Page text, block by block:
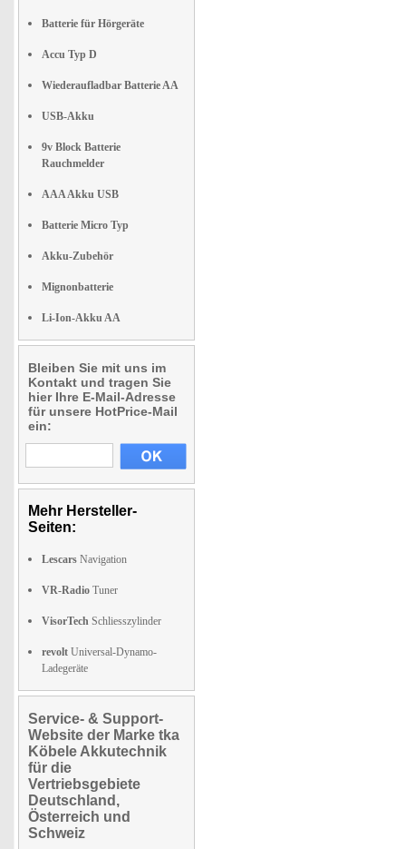
Batterie für Hörgeräte
Accu Typ D
Wiederaufladbar Batterie AA
USB-Akku
9v Block Batterie
Rauchmelder
AAA Akku USB
Batterie Micro Typ
Akku-Zubehör
Mignonbatterie
Li-Ion-Akku AA
Bleiben Sie mit uns im
Kontakt und tragen Sie
hier Ihre E-Mail-Adresse
für unsere HotPrice-Mail
ein:
Mehr Hersteller-
Seiten:
Lescars Navigation
VR-Radio Tuner
VisorTech Schliesszylinder
revolt Universal-Dynamo-
Ladegeräte
Service- & Support-
Website der Marke tka
Köbele Akkutechnik
für die
Vertriebsgebiete
Deutschland,
Österreich und
Schweiz